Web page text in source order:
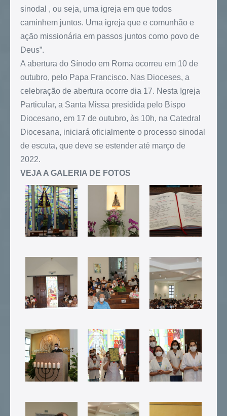
sinodal , ou seja, uma igreja em que todos
caminhem juntos. Uma igreja que e comunhão e
ação missionária em passos juntos como povo de
Deus”.
A abertura do Sínodo em Roma ocorreu em 10 de
outubro, pelo Papa Francisco. Nas Dioceses, a
celebração de abertura ocorre dia 17. Nesta Igreja
Particular, a Santa Missa presidida pelo Bispo
Diocesano, em 17 de outubro, às 10h, na Catedral
Diocesana, iniciará oficialmente o processo sinodal
de escuta, que deve se estender até março de
2022.
VEJA A GALERIA DE FOTOS